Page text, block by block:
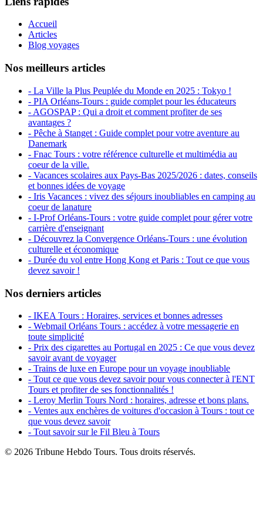
Accueil
Articles
Blog voyages
Nos meilleurs articles
- La Ville la Plus Peuplée du Monde en 2025 : Tokyo !
- PIA Orléans-Tours : guide complet pour les éducateurs
- AGOSPAP : Qui a droit et comment profiter de ses
avantages ?
- Pêche à Stanget : Guide complet pour votre aventure au
Danemark
- Fnac Tours : votre référence culturelle et multimédia au
coeur de la ville.
- Vacances scolaires aux Pays-Bas 2025/2026 : dates, conseils
et bonnes idées de voyage
- Iris Vacances : vivez des séjours inoubliables en camping au
coeur de lanature
- I-Prof Orléans-Tours : votre guide complet pour gérer votre
carrière d'enseignant
- Découvrez la Convergence Orléans-Tours : une évolution
culturelle et économique
- Durée du vol entre Hong Kong et Paris : Tout ce que vous
devez savoir !
Nos derniers articles
- IKEA Tours : Horaires, services et bonnes adresses
- Webmail Orléans Tours : accédez à votre messagerie en
toute simplicité
- Prix des cigarettes au Portugal en 2025 : Ce que vous devez
savoir avant de voyager
- Trains de luxe en Europe pour un voyage inoubliable
- Tout ce que vous devez savoir pour vous connecter à l'ENT
Tours et profiter de ses fonctionnalités !
- Leroy Merlin Tours Nord : horaires, adresse et bons plans.
- Ventes aux enchères de voitures d'occasion à Tours : tout ce
que vous devez savoir
- Tout savoir sur le Fil Bleu à Tours
© 2026 Tribune Hebdo Tours. Tous droits réservés.